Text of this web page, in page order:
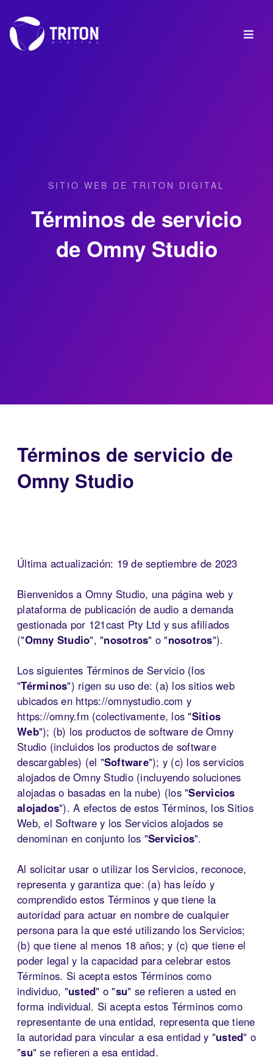
SITIO WEB DE TRITON DIGITAL
Términos de servicio
de Omny Studio
Términos de servicio de
Omny Studio
Última actualización: 19 de septiembre de 2023
Bienvenidos a Omny Studio, una página web y
plataforma de publicación de audio a demanda
gestionada por 121cast Pty Ltd y sus afiliados
("Omny Studio", "nosotros" o "nosotros").
Los siguientes Términos de Servicio (los
"Términos") rigen su uso de: (a) los sitios web
ubicados en https://omnystudio.com y
https://omny.fm (colectivamente, los "Sitios
Web"); (b) los productos de software de Omny
Studio (incluidos los productos de software
descargables) (el "Software"); y (c) los servicios
alojados de Omny Studio (incluyendo soluciones
alojadas o basadas en la nube) (los "Servicios
alojados"). A efectos de estos Términos, los Sitios
Web, el Software y los Servicios alojados se
denominan en conjunto los "Servicios".
Al solicitar usar o utilizar los Servicios, reconoce,
representa y garantiza que: (a) has leído y
comprendido estos Términos y que tiene la
autoridad para actuar en nombre de cualquier
persona para la que esté utilizando los Servicios;
(b) que tiene al menos 18 años; y (c) que tiene el
poder legal y la capacidad para celebrar estos
Términos. Si acepta estos Términos como
individuo, "usted" o "su" se refieren a usted en
forma individual. Si acepta estos Términos como
representante de una entidad, representa que tiene
la autoridad para vincular a esa entidad y "usted" o
"su" se refieren a esa entidad.